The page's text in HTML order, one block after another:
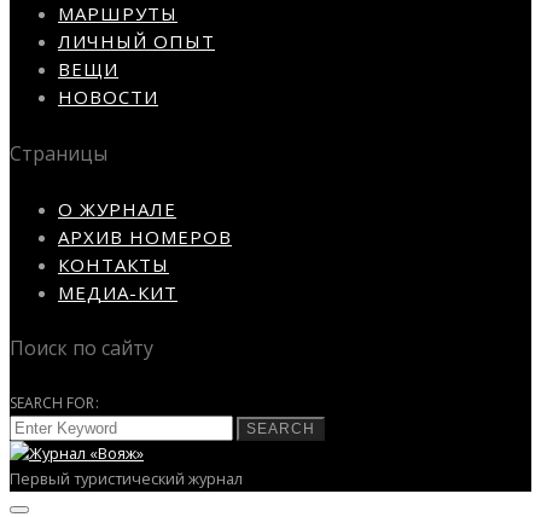
МАРШРУТЫ
ЛИЧНЫЙ ОПЫТ
ВЕЩИ
НОВОСТИ
Страницы
О ЖУРНАЛЕ
АРХИВ НОМЕРОВ
КОНТАКТЫ
МЕДИА-КИТ
Поиск по сайту
SEARCH FOR:
SEARCH
Первый туристический журнал